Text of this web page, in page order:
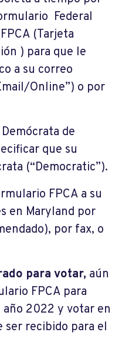
Federal
(Tarjeta
) para que le
a su correo
Online”) o por
de
que su
(“Democratic”).
FPCA a su
en Maryland por
por fax, o
para votar, aún
FPCA para
2022 y votar en
ser recibido para el